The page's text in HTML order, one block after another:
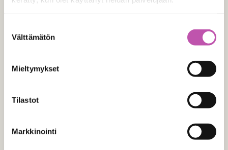
valinta
Välttämätön
Mieltymykset
Tilastot
Markkinointi
Ole hyvä ja anna numero joka on
Laskutustiedot